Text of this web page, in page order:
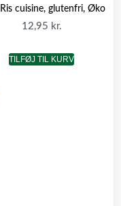
cuisine, glutenfri, Øko
12,95 kr.
TILFØJ TIL KURV